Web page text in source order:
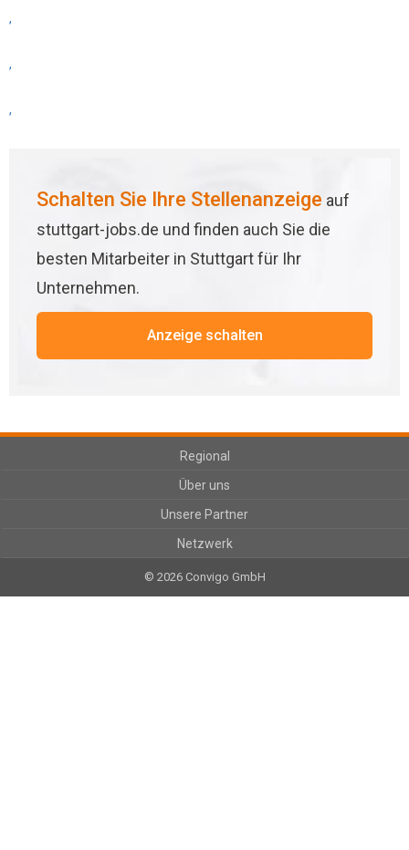
,
,
,
Schalten Sie Ihre Stellenanzeige auf
stuttgart-jobs.de und finden auch Sie die
besten Mitarbeiter in Stuttgart für Ihr
Unternehmen.
Anzeige schalten
Regional
Über uns
Unsere Partner
Netzwerk
© 2026 Convigo GmbH